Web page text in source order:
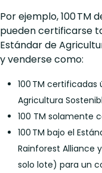
Por ejemplo, 100 TM
pueden certificarse
Estándar de
y venderse como:
100 TM
Agricultura
100 TM solamente
100 TM bajo el
Rainforest Alliance
solo lote) para un